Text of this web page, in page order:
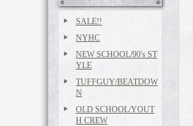
SALE!!
NYHC
NEW SCHOOL/90's ST
YLE
TUFFGUY/BEATDOW
N
OLD SCHOOL/YOUT
H CREW